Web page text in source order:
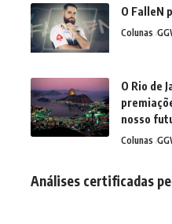
O FalleN
Colunas
O Rio de
nosso
Colunas
Análises certificadas